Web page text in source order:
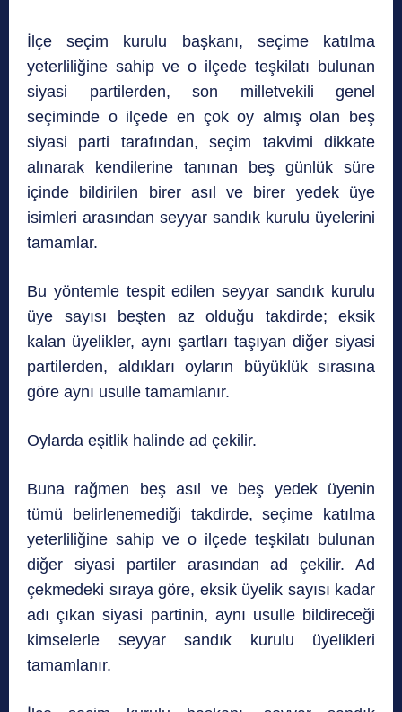
İlçe seçim kurulu başkanı, seçime katılma
yeterliliğine sahip ve o ilçede teşkilatı bulunan
siyasi partilerden, son milletvekili genel
seçiminde o ilçede en çok oy almış olan beş
siyasi parti tarafından, seçim takvimi dikkate
alınarak kendilerine tanınan beş günlük süre
içinde bildirilen birer asıl ve birer yedek üye
isimleri arasından seyyar sandık kurulu üyelerini
tamamlar.
Bu yöntemle tespit edilen seyyar sandık kurulu
üye sayısı beşten az olduğu takdirde; eksik
kalan üyelikler, aynı şartları taşıyan diğer siyasi
partilerden, aldıkları oyların büyüklük sırasına
göre aynı usulle tamamlanır.
Oylarda eşitlik halinde ad çekilir.
Buna rağmen beş asıl ve beş yedek üyenin
tümü belirlenemediği takdirde, seçime katılma
yeterliliğine sahip ve o ilçede teşkilatı bulunan
diğer siyasi partiler arasından ad çekilir. Ad
çekmedeki sıraya göre, eksik üyelik sayısı kadar
adı çıkan siyasi partinin, aynı usulle bildireceği
kimselerle seyyar sandık kurulu üyelikleri
tamamlanır.